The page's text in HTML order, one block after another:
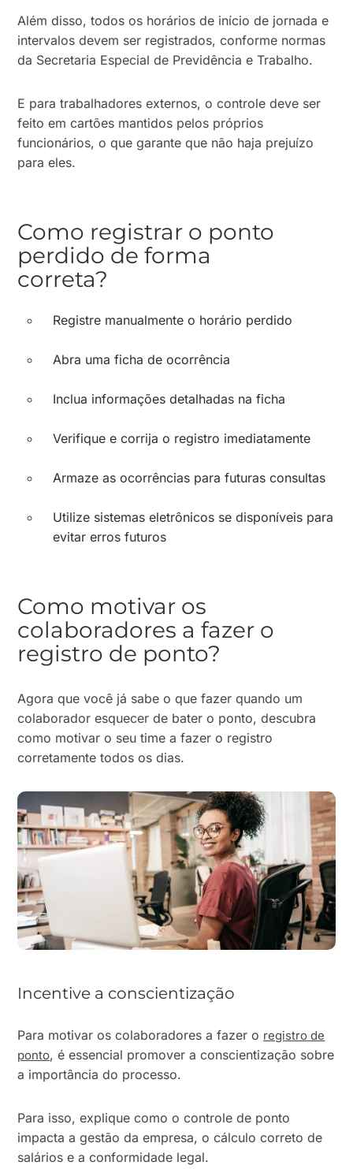
Além disso, todos os horários de início de jornada e
intervalos devem ser registrados, conforme normas
da Secretaria Especial de Previdência e Trabalho.
E para trabalhadores externos, o controle deve ser
feito em cartões mantidos pelos próprios
funcionários, o que garante que não haja prejuízo
para eles.
Como registrar o ponto
perdido de forma
correta?
Registre manualmente o horário perdido
Abra uma ficha de ocorrência
Inclua informações detalhadas na ficha
Verifique e corrija o registro imediatamente
Armaze as ocorrências para futuras consultas
Utilize sistemas eletrônicos se disponíveis para
evitar erros futuros
Como motivar os
colaboradores a fazer o
registro de ponto?
Agora que você já sabe o que fazer quando um
colaborador esquecer de bater o ponto, descubra
como motivar o seu time a fazer o registro
corretamente todos os dias.
Incentive a conscientização
Para motivar os colaboradores a fazer o registro de
ponto, é essencial promover a conscientização sobre
a importância do processo.
Para isso, explique como o controle de ponto
impacta a gestão da empresa, o cálculo correto de
salários e a conformidade legal.